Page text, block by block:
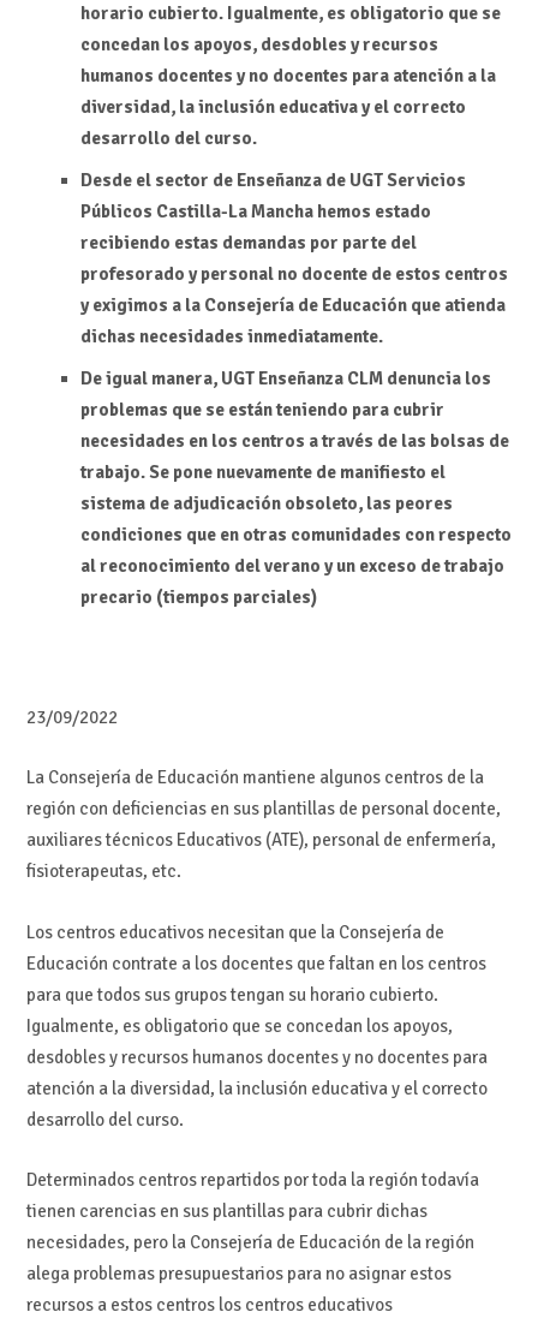
horario cubierto. Igualmente, es obligatorio que se
concedan los apoyos, desdobles y recursos
humanos docentes y no docentes para atención a la
diversidad, la inclusión educativa y el correcto
desarrollo del curso.
Desde el sector de Enseñanza de UGT Servicios
Públicos Castilla-La Mancha hemos estado
recibiendo estas demandas por parte del
profesorado y personal no docente de estos centros
y exigimos a la Consejería de Educación que atienda
dichas necesidades inmediatamente.
De igual manera, UGT Enseñanza CLM denuncia los
problemas que se están teniendo para cubrir
necesidades en los centros a través de las bolsas de
trabajo. Se pone nuevamente de manifiesto el
sistema de adjudicación obsoleto, las peores
condiciones que en otras comunidades con respecto
al reconocimiento del verano y un exceso de trabajo
precario (tiempos parciales)
23/09/2022
La Consejería de Educación mantiene algunos centros de la
región con deficiencias en sus plantillas de personal docente,
auxiliares técnicos Educativos (ATE), personal de enfermería,
fisioterapeutas, etc.
Los centros educativos necesitan que la Consejería de
Educación contrate a los docentes que faltan en los centros
para que todos sus grupos tengan su horario cubierto.
Igualmente, es obligatorio que se concedan los apoyos,
desdobles y recursos humanos docentes y no docentes para
atención a la diversidad, la inclusión educativa y el correcto
desarrollo del curso.
Determinados centros repartidos por toda la región todavía
tienen carencias en sus plantillas para cubrir dichas
necesidades, pero la Consejería de Educación de la región
alega problemas presupuestarios para no asignar estos
recursos a estos centros los centros educativos